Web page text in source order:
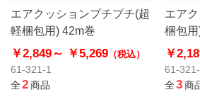
エアクッションプチプチ(超
軽梱包用) 42m巻
￥2,849～ ￥5,269 （税込）
61-321-1
全2商品
エア
梱包
￥
61-
全3商